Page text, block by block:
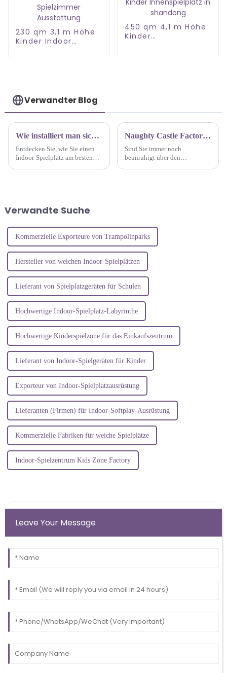
230 qm 3,1 m Höhe
Kinder Indoor
450 qm 4,1 m Höhe
Kinder
Verwandter Blog
Wie installiert man sicher und effizient einen Indoor-Spielplatz?
Entdecken Sie, wie Sie einen
Indoor-Spielplatz am besten
Installationsprozess benötigen.
Naughty Castle Factory: Erschaffe ein einzigartiges Kinderparadies für dich
Sind Sie immer noch
beunruhigt über den
Gelegenheit …
Verwandte Suche
Kommerzielle Exporteure von Trampolinparks
Hersteller von weichen Indoor-Spielplätzen
Lieferant von Spielplatzgeräten für Schulen
Hochwertige Indoor-Spielplatz-Labyrinthe
Hochwertige Kinderspielzone für das Einkaufszentrum
Lieferant von Indoor-Spielgeräten für Kinder
Exporteur von Indoor-Spielplatzausrüstung
Lieferanten (Firmen) für Indoor-Softplay-Ausrüstung
Kommerzielle Fabriken für weiche Spielplätze
Indoor-Spielzentrum Kids Zone Factory
Leave Your Message